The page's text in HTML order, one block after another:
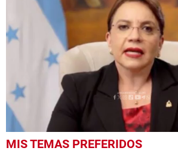
seconds
MIS TEMAS PREFERIDOS